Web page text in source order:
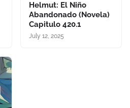
Helmut: El Niño
Abandonado (Novela)
Capitulo 420.1
July 12, 2025